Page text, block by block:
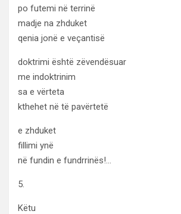
po futemi në terrinë
madje na zhduket
qenia jonë e veçantisë
doktrimi është zëvendësuar
me indoktrinim
sa e vërteta
kthehet në të pavërtetë
e zhduket
fillimi ynë
në fundin e fundrrinës!…
5.
Këtu